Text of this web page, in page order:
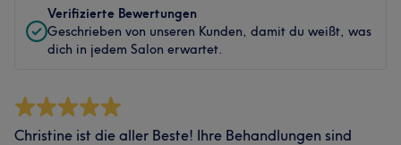
Verifizierte Bewertungen
Geschrieben von unseren Kunden, damit du weißt, was
dich in jedem Salon erwartet.
Christine ist die aller Beste! Ihre Behandlungen sind